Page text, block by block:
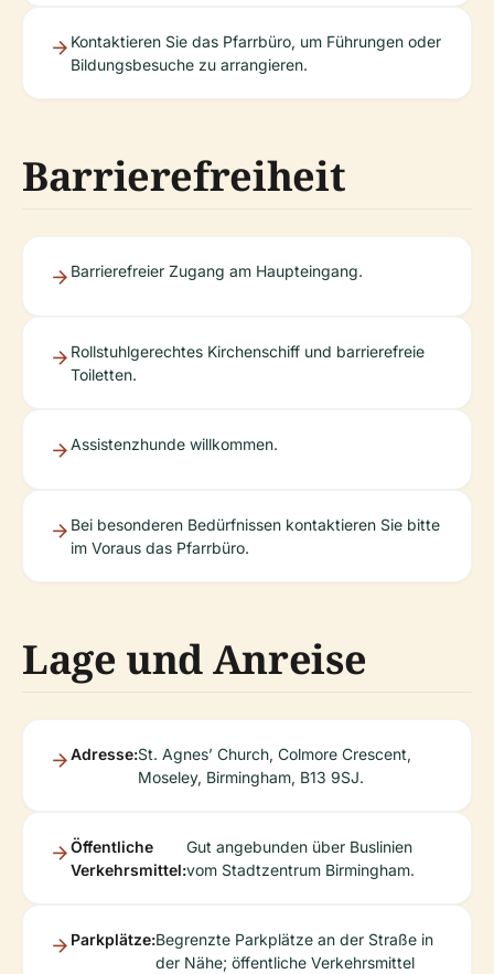
Kontaktieren Sie das Pfarrbüro, um Führungen oder
Bildungsbesuche zu arrangieren.
Barrierefreiheit
Barrierefreier Zugang am Haupteingang.
Rollstuhlgerechtes Kirchenschiff und barrierefreie
Toiletten.
Assistenzhunde willkommen.
Bei besonderen Bedürfnissen kontaktieren Sie bitte
im Voraus das Pfarrbüro.
Lage und Anreise
Adresse:St. Agnes’ Church, Colmore Crescent,
Moseley, Birmingham, B13 9SJ.
Öffentliche
Verkehrsmittel:
Gut angebunden über Buslinien
vom Stadtzentrum Birmingham.
Parkplätze:Begrenzte Parkplätze an der Straße in
der Nähe; öffentliche Verkehrsmittel